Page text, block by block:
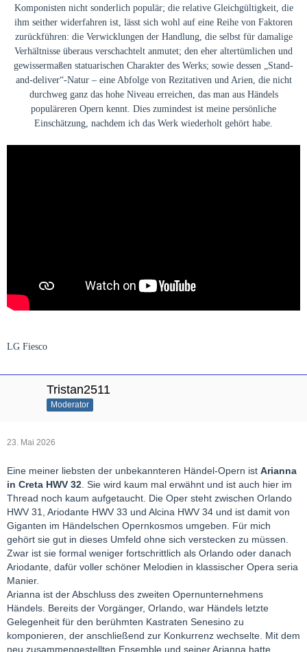
Komponisten nicht sonderlich populär; die relative Gleichgültigkeit, die
ihm seither widerfahren ist, lässt sich wohl auf eine Reihe von Faktoren
zurückführen: die Verwicklungen der Handlung, die selbst für damalige
Verhältnisse überaus verschachtelt anmutet; den eher altertümlichen und
gewissermaßen statuarischen Charakter des Werks; sowie dessen „Stand-
and-deliver“-Natur – eine Abfolge von Rezitativen und Arien, die nicht
durchweg ganz das hohe Niveau erreichen, das man aus Händels
populäreren Opern kennt. Dies zumindest ist meine persönliche
Einschätzung, nachdem ich das Werk wiederholt gehört habe.
LG Fiesco
Tristan2511
Moderator
23. Mai 2026
Eine meiner liebsten der unbekannteren Händel-Opern ist Arianna
in Creta HWV 32 . Sie wird kaum mal erwähnt und ist auch hier im
Thread noch kaum aufgetaucht. Die Oper steht zwischen Orlando
HWV 31, Ariodante HWV 33 und Alcina HWV 34 und ist damit von
Giganten im Händelschen Opernkosmos umgeben. Für mich
gehört sie gut in dieses Umfeld ohne sich verstecken zu müssen.
Zwar ist sie formal weniger fortschrittlich als Orlando oder danach
Ariodante, dafür voller schöner Melodien in klassischer Opera seria
Manier.
Arianna ist der Abschluss des zweiten Opernunternehmens
Händels. Bereits der Vorgänger, Orlando, war Händels letzte
Gelegenheit für den berühmten Kastraten Senesino zu
komponieren, der anschließend zur Konkurrenz wechselte. Mit dem
neu zusammengestellten Ensemble und seiner Arianna hatte